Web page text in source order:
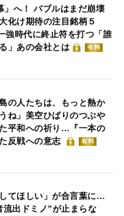
」へ！ バブルはまだ崩壊
化け期待の注目銘柄５
強時代に終止符を打つ「誰
」あの会社とは
有料
の人たちは、もっと熱か
ね」美空ひばりのつぶや
平和への祈り…『一本の
反戦への意志
有料
してほしい」が合言葉に…
流出ドミノ”が止まらな